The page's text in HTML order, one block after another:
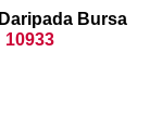
Bursa
10933